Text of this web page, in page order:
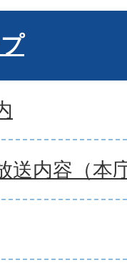
送内容（本